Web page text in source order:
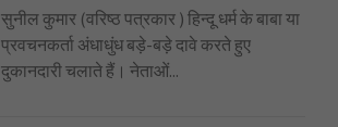
सुनील कुमार (वरिष्ठ पत्रकार ) हिन्दू धर्म के बाबा या
प्रवचनकर्ता अंधाधुंध बड़े-बड़े दावे करते हुए
दुकानदारी चलाते हैं। नेताओं...